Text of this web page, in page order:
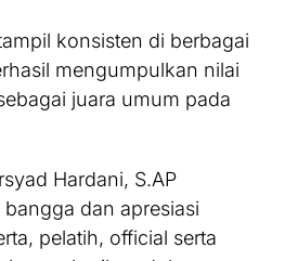
konsisten di berbagai
mengumpulkan nilai
juara umum pada
Hardani, S.AP
dan apresiasi
pelatih, official serta